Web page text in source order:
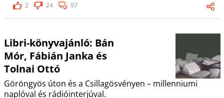
2
24 97
Libri-könyvajánló: Bán
Mór, Fábián Janka és
Tolnai Ottó
Göröngyös úton és a Csillagösvényen – millenniumi
naplóval és rádióinterjúval.